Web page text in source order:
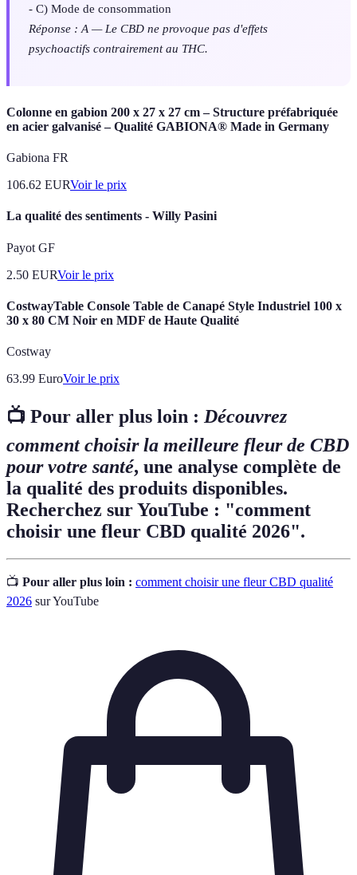
- C) Mode de consommation
Réponse : A — Le CBD ne provoque pas d'effets
psychoactifs contrairement au THC.
Colonne en gabion 200 x 27 x 27 cm – Structure préfabriquée
en acier galvanisé – Qualité GABIONA® Made in Germany
Gabiona FR
106.62 EURVoir le prix
La qualité des sentiments - Willy Pasini
Payot GF
2.50 EURVoir le prix
CostwayTable Console Table de Canapé Style Industriel 100 x
30 x 80 CM Noir en MDF de Haute Qualité
Costway
63.99 EuroVoir le prix
📺 Pour aller plus loin : Découvrez
comment choisir la meilleure fleur de CBD
pour votre santé, une analyse complète de
la qualité des produits disponibles.
Recherchez sur YouTube : "comment
choisir une fleur CBD qualité 2026".
📺 Pour aller plus loin : comment choisir une fleur CBD qualité
2026 sur YouTube